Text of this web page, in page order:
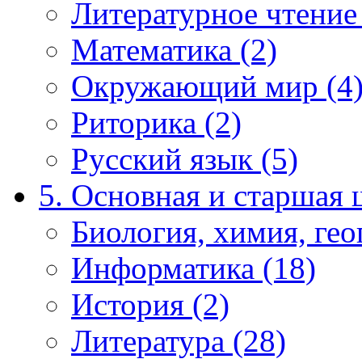
Литературное
Математика (2)
Окружающий мир
Риторика (2)
Русский язык (5)
5. Основная и старшая
Биология, химия,
Информатика (18)
История (2)
Литература (28)